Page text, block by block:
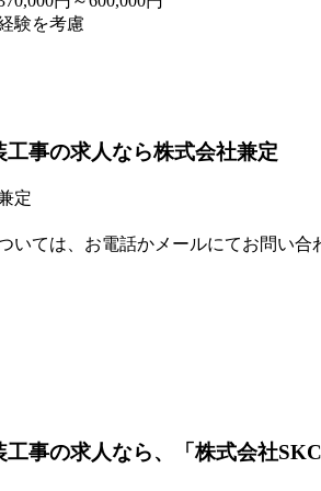
験を考慮
工事の求人なら株式会社兼定
定
いては、お電話かメールにてお問い合
工事の求人なら、「株式会社SKC